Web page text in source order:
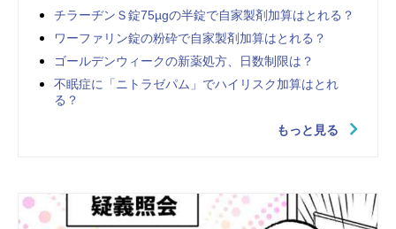
チラーヂンＳ錠75µgの半錠で自家製剤加算はとれる？
ワーファリン錠の粉砕で自家製剤加算はとれる？
ゴールデンウィークの新薬処方、日数制限は？
不眠症に「ニトラゼパム」でハイリスク加算はとれ
る？
もっと見る